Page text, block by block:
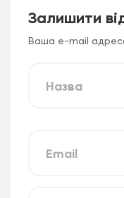
Залишити
Ваша e-mail